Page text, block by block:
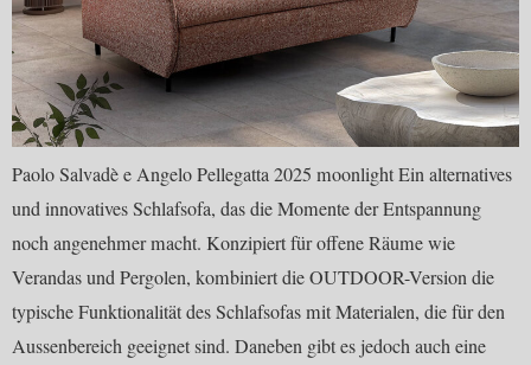
Paolo Salvadè e Angelo Pellegatta 2025 moonlight Ein alternatives
und innovatives Schlafsofa, das die Momente der Entspannung
noch angenehmer macht. Konzipiert für offene Räume wie
Verandas und Pergolen, kombiniert die OUTDOOR-Version die
typische Funktionalität des Schlafsofas mit Materialen, die für den
Aussenbereich geeignet sind. Daneben gibt es jedoch auch eine